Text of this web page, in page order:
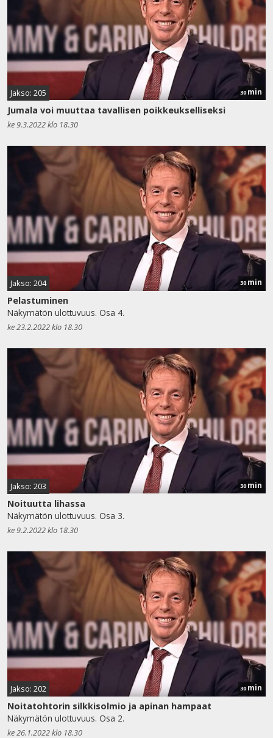
Jakso: 205 30min
Jumala voi muuttaa tavallisen poikkeukselliseksi
ke 9.3.2022 klo 18.30
Jakso: 204 30min
Pelastuminen
Näkymätön ulottuvuus. Osa 4.
ke 23.2.2022 klo 18.30
Jakso: 203 30min
Noituutta lihassa
Näkymätön ulottuvuus. Osa 3.
ke 9.2.2022 klo 18.30
Jakso: 202 30min
Noitatohtorin silkkisolmio ja apinan hampaat
Näkymätön ulottuvuus. Osa 2.
ke 26.1.2022 klo 18.30